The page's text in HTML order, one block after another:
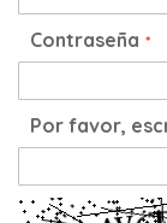
Contraseña
Por favor,